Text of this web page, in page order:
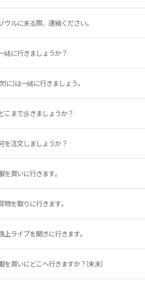
ウルに来る際、連絡ください。
緒に行きましょうか？
(に)は一緒に行きましょう。
どこまで歩きましょうか？
を注文しましょうか？
を買いに行きます。
物を取りに行きます。
上ライブを聞きに行きます。
を買いにどこへ行きますか？(未来)